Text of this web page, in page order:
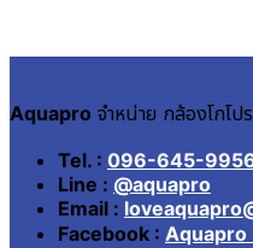
Aquapro จำหน่าย กล้องโกโ
Tel. : 096-645-
Line : @aquapro
Email :
Facebook : Aquapro